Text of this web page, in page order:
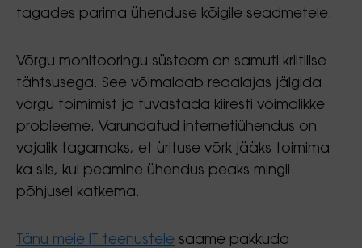
tagades parima ühenduse kõigile seadmetele.
Võrgu monitooringu süsteem on samuti kriitilise
tähtsusega. See võimaldab reaalajas jälgida
võrgu toimimist ja tuvastada kiiresti võimalikke
probleeme. Varundatud internetiühendus on
vajalik tagamaks, et ürituse võrk jääks toimima
ka siis, kui peamine ühendus peaks mingil
põhjusel katkema.
Tänu meie IT teenustele saame pakkuda